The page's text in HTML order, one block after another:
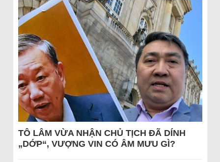
TÔ LÂM VỪA NHẬN CHỦ TỊCH ĐÃ DÍNH
„DỚP“, VƯỢNG VIN CÓ ÂM MƯU GÌ?